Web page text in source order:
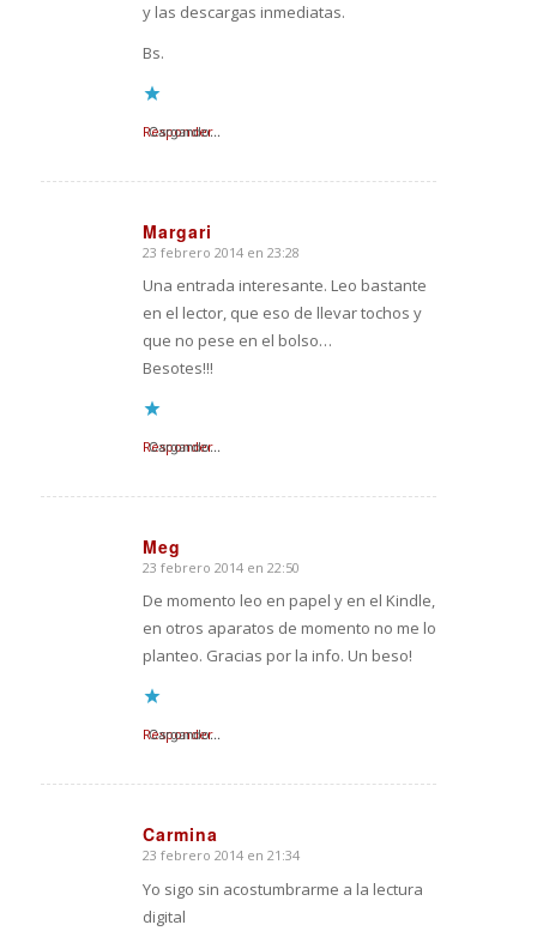
y las descargas inmediatas.
Bs.
Cargando...
Responder
Margari
Dice:
23 febrero 2014 en 23:28
Una entrada interesante. Leo bastante
en el lector, que eso de llevar tochos y
que no pese en el bolso…
Besotes!!!
Cargando...
Responder
Meg
Dice:
23 febrero 2014 en 22:50
De momento leo en papel y en el Kindle,
en otros aparatos de momento no me lo
planteo. Gracias por la info. Un beso!
Cargando...
Responder
Carmina
Dice:
23 febrero 2014 en 21:34
Yo sigo sin acostumbrarme a la lectura
digital